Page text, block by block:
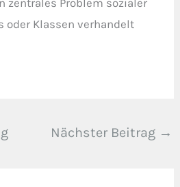
oder Klassen verhandelt
Nächster Beitrag →